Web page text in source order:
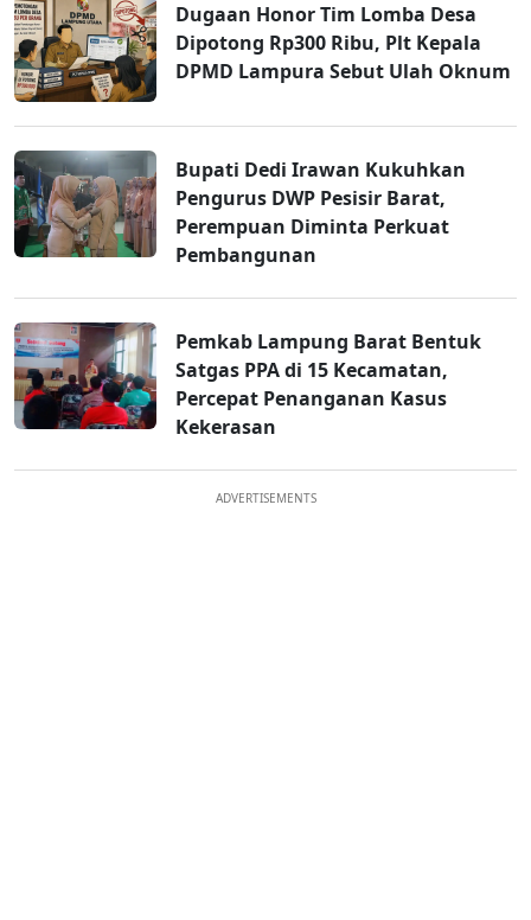
Dugaan Honor Tim Lomba Desa
Dipotong Rp300 Ribu, Plt Kepala
DPMD Lampura Sebut Ulah Oknum
Bupati Dedi Irawan Kukuhkan
Pengurus DWP Pesisir Barat,
Perempuan Diminta Perkuat
Pembangunan
Pemkab Lampung Barat Bentuk
Satgas PPA di 15 Kecamatan,
Percepat Penanganan Kasus
Kekerasan
ADVERTISEMENTS